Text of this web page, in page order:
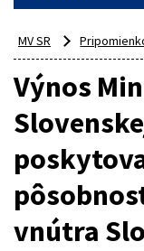
MV SR
Výnos
vnútra